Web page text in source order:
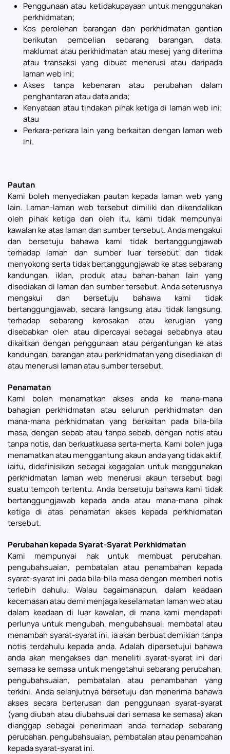
Penggunaan atau ketidakupayaan untuk menggunakan
perkhidmatan;
Kos perolehan barangan dan perkhidmatan gantian
berikutan pembelian sebarang barangan, data,
maklumat atau perkhidmatan atau mesej yang diterima
atau transaksi yang dibuat menerusi atau daripada
laman web ini;
Akses tanpa kebenaran atau perubahan dalam
penghantaran atau data anda;
Kenyataan atau tindakan pihak ketiga di laman web ini;
atau
Perkara-perkara lain yang berkaitan dengan laman web
ini.
Pautan
Kami boleh menyediakan pautan kepada laman web yang
lain. Laman-laman web tersebut dimiliki dan dikendalikan
oleh pihak ketiga dan oleh itu, kami tidak mempunyai
kawalan ke atas laman dan sumber tersebut. Anda mengakui
dan bersetuju bahawa kami tidak bertanggungjawab
terhadap laman dan sumber luar tersebut dan tidak
menyokong serta tidak bertanggungjawab ke atas sebarang
kandungan, iklan, produk atau bahan-bahan lain yang
disediakan di laman dan sumber tersebut. Anda seterusnya
mengakui dan bersetuju bahawa kami tidak
bertanggungjawab, secara langsung atau tidak langsung,
terhadap sebarang kerosakan atau kerugian yang
disebabkan oleh atau dipercayai sebagai sebabnya atau
dikaitkan dengan penggunaan atau pergantungan ke atas
kandungan, barangan atau perkhidmatan yang disediakan di
atau menerusi laman atau sumber tersebut.
Penamatan
Kami boleh menamatkan akses anda ke mana-mana
bahagian perkhidmatan atau seluruh perkhidmatan dan
mana-mana perkhidmatan yang berkaitan pada bila-bila
masa, dengan sebab atau tanpa sebab, dengan notis atau
tanpa notis, dan berkuatkuasa serta-merta. Kami boleh juga
menamatkan atau menggantung akaun anda yang tidak aktif,
iaitu, didefinisikan sebagai kegagalan untuk menggunakan
perkhidmatan laman web menerusi akaun tersebut bagi
suatu tempoh tertentu. Anda bersetuju bahawa kami tidak
bertanggungjawab kepada anda atau mana-mana pihak
ketiga di atas penamatan akses kepada perkhidmatan
tersebut.
Perubahan kepada Syarat-Syarat Perkhidmatan
Kami mempunyai hak untuk membuat perubahan,
pengubahsuaian, pembatalan atau penambahan kepada
syarat-syarat ini pada bila-bila masa dengan memberi notis
terlebih dahulu. Walau bagaimanapun, dalam keadaan
kecemasan atau demi menjaga keselamatan laman web atau
dalam keadaan di luar kawalan, di mana kami mendapati
perlunya untuk mengubah, mengubahsuai, membatal atau
menambah syarat-syarat ini, ia akan berbuat demikian tanpa
notis terdahulu kepada anda. Adalah dipersetujui bahawa
anda akan mengakses dan meneliti syarat-syarat ini dari
semasa ke semasa untuk mengetahui sebarang perubahan,
pengubahsuaian, pembatalan atau penambahan yang
terkini. Anda selanjutnya bersetuju dan menerima bahawa
akses secara berterusan dan penggunaan syarat-syarat
(yang diubah atau diubahsuai dari semasa ke semasa) akan
dianggap sebagai penerimaan anda terhadap sebarang
perubahan, pengubahsuaian, pembatalan atau penambahan
kepada syarat-syarat ini.